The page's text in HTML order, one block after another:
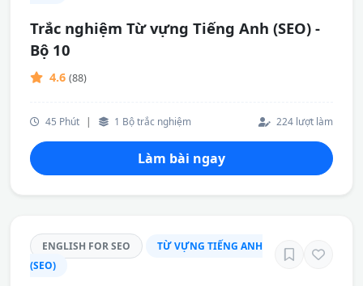
Trắc nghiệm Từ vựng Tiếng Anh (SEO) -
Bộ 10
4.6 (88)
45 Phút | 1 Bộ trắc nghiệm 224 lượt làm
Làm bài ngay
ENGLISH FOR SEO
TỪ VỰNG TIẾNG ANH
(SEO)